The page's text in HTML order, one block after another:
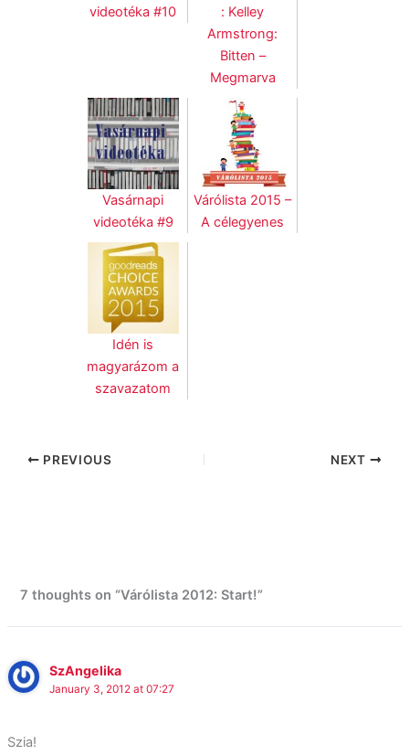
videotéka #10
: Kelley
Armstrong:
Bitten –
Megmarva
Vasárnapi
videotéka #9
Várólista 2015 –
A célegyenes
Idén is
magyarázom a
szavazatom
PREVIOUS NEXT
7 thoughts on “Várólista 2012: Start!”
SzAngelika
January 3, 2012 at 07:27
Szia!